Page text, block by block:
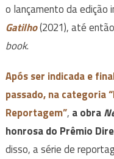
o lançamento da edição
Gatilho(2021), até
book.
Após ser indicada e
passado, na categoria
Reportagem”, a obra
honrosa do Prêmio
disso, a série de